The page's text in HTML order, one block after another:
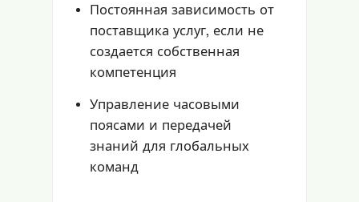
Постоянная зависимость от
поставщика услуг, если не
создается собственная
компетенция
Управление часовыми
поясами и передачей
знаний для глобальных
команд